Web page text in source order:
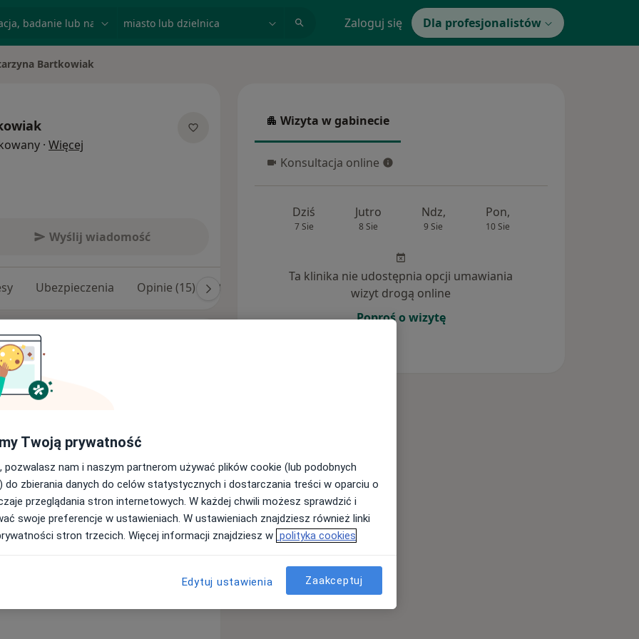
Zaloguj się Dla profesjonalistów
Bartkowiak
· Więcej
Wyślij wiadomość
Ubezpieczenia Opinie (15) Odpowiedzi na pytania (1)
(European Association for
(prowadzę psychoterapię od 20
Psychoterapii atestowany przez
Psychiatrycznego (2008r.)
Kurs Terapii Par, roczny Kurs
III stopnia). Moje kompetencje
EAP, który uprawnia do
Unii Europejskiej. Korzystam ze
terapeuty).
poczucia wewnętrznego napięcia
depresję - przeżywają smutek,
na dolegliwości bólowe, problemy
za sobą trudne, traumatyczne
z problemami w małżeństwie lub
sobie z wyzwaniami
ludźmi, - potrzebują wsparcia w
dla siebie osoby, - chcą lepiej
poczucie wewnętrznej równowagi,
Wizyta w gabinecie
Wizyta w gabinecie
Konsultacja online
Konsultacja online
Dziś
7 Sie
Jutro
8 Sie
Ndz,
9 Sie
Pon,
10 Sie
Ta klinika nie udostępnia opcji umawiania
wizyt drogą online
Poproś o wizytę
Twoją prywatność
pozwalasz nam i naszym partnerom używać plików cookie (lub podobnych
do zbierania danych do celów statystycznych i dostarczania treści w oparciu o
przeglądania stron internetowych. W każdej chwili możesz sprawdzić i
swoje preferencje w ustawieniach. W ustawieniach znajdziesz również linki
stron trzecich. Więcej informacji znajdziesz w polityka cookies
Edytuj ustawienia Zaakceptuj